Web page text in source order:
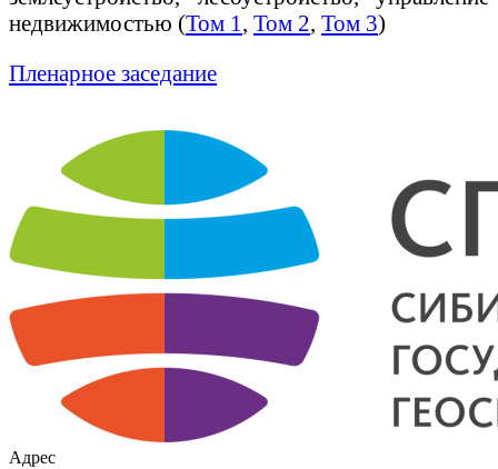
недвижимостью (Том 1 , Том 2, Том 3)
Пленарное заседание
Адрес